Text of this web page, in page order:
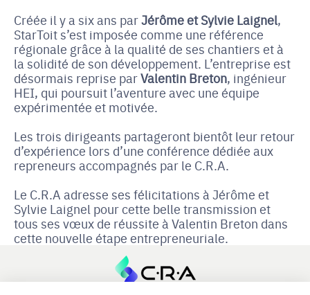
Créée il y a six ans parJérôme et Sylvie Laignel,
StarToit s’est imposée comme une référence
régionale grâce à la qualité de ses chantiers et à
la solidité de son développement. L’entreprise est
désormais reprise parValentin Breton, ingénieur
HEI, qui poursuit l’aventure avec une équipe
expérimentée et motivée.
Les trois dirigeants partageront bientôt leur retour
d’expérience lors d’une conférence dédiée aux
repreneurs accompagnés par le C.R.A.
Le C.R.A adresse ses félicitations à Jérôme et
Sylvie Laignel pour cette belle transmission et
tous ses vœux de réussite à Valentin Breton dans
cette nouvelle étape entrepreneuriale.